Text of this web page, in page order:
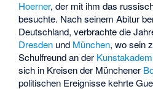
Hoerner, der mit ihm das
besuchte. Nach seinem Abitur
Deutschland, verbrachte die
Dresden und München, wo sein
Schulfreund an der
sich in Kreisen der Münchener
politischen Ereignisse kehrte